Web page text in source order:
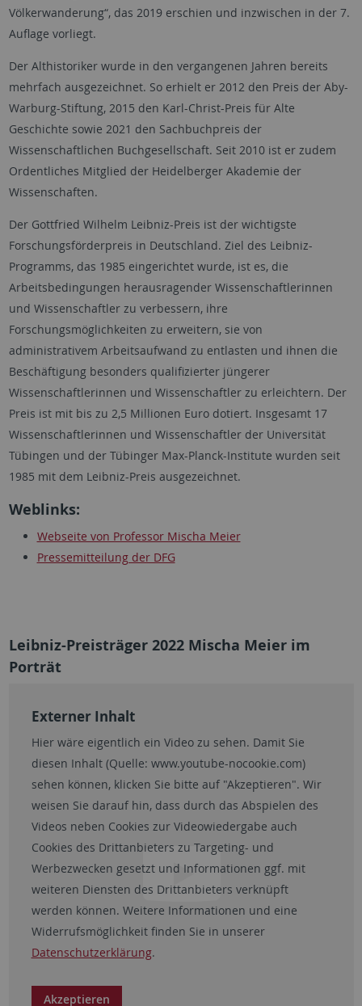
Völkerwanderung“, das 2019 erschien und inzwischen in der 7.
Auflage vorliegt.
Der Althistoriker wurde in den vergangenen Jahren bereits
mehrfach ausgezeichnet. So erhielt er 2012 den Preis der Aby-
Warburg-Stiftung, 2015 den Karl-Christ-Preis für Alte
Geschichte sowie 2021 den Sachbuchpreis der
Wissenschaftlichen Buchgesellschaft. Seit 2010 ist er zudem
Ordentliches Mitglied der Heidelberger Akademie der
Wissenschaften.
Der Gottfried Wilhelm Leibniz-Preis ist der wichtigste
Forschungsförderpreis in Deutschland. Ziel des Leibniz-
Programms, das 1985 eingerichtet wurde, ist es, die
Arbeitsbedingungen herausragender Wissenschaftlerinnen
und Wissenschaftler zu verbessern, ihre
Forschungsmöglichkeiten zu erweitern, sie von
administrativem Arbeitsaufwand zu entlasten und ihnen die
Beschäftigung besonders qualifizierter jüngerer
Wissenschaftlerinnen und Wissenschaftler zu erleichtern. Der
Preis ist mit bis zu 2,5 Millionen Euro dotiert. Insgesamt 17
Wissenschaftlerinnen und Wissenschaftler der Universität
Tübingen und der Tübinger Max-Planck-Institute wurden seit
1985 mit dem Leibniz-Preis ausgezeichnet.
Weblinks:
Webseite von Professor Mischa Meier
Pressemitteilung der DFG
Leibniz-Preisträger 2022 Mischa Meier im
Porträt
Externer Inhalt
Hier wäre eigentlich ein Video zu sehen. Damit Sie
diesen Inhalt (Quelle: www.youtube-nocookie.com)
sehen können, klicken Sie bitte auf "Akzeptieren". Wir
weisen Sie darauf hin, dass durch das Abspielen des
Videos neben Cookies zur Videowiedergabe auch
Cookies des Drittanbieters zu Targeting- und
Werbezwecken gesetzt und Informationen ggf. mit
weiteren Diensten des Drittanbieters verknüpft
werden können. Weitere Informationen und eine
Widerrufsmöglichkeit finden Sie in unserer
Datenschutzerklärung.
Akzeptieren